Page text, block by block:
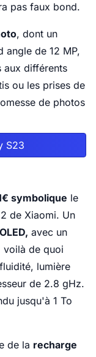
pas faux bond.
, dont un
angle de 12 MP,
aux différents
ou les prises de
de photos
S23
symbolique le
de Xiaomi. Un
avec un
voilà de quoi
lumière
de 2.8 gHz.
jusqu'à 1 To
de la recharge